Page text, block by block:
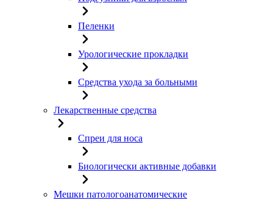
Пеленки
Урологические прокладки
Средства ухода за больными
Лекарственные средства
Спреи для носа
Биологически активные добавки
Мешки патологоанатомические